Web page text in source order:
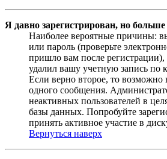
Я давно зарегистрирован, но
Наиболее вероятные причины:
или пароль (проверьте
пришло вам после
удалил вашу учетную запись по
Если верно второе, то
одного сообщения.
неактивных пользователей в
базы данных. Попробуйте
принять активное участие в
Вернуться наверх